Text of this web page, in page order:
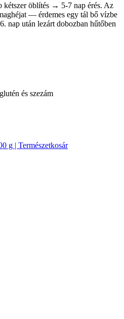
kétszer öblítés → 5-7 nap érés. Az
— érdemes egy tál bő vízbe
nap után lezárt dobozban hűtőben
és szezám
g | Természetkosár